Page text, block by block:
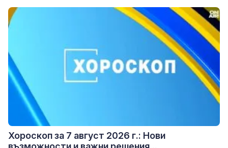
Хороскоп за 7 август 2026 г.: Нови